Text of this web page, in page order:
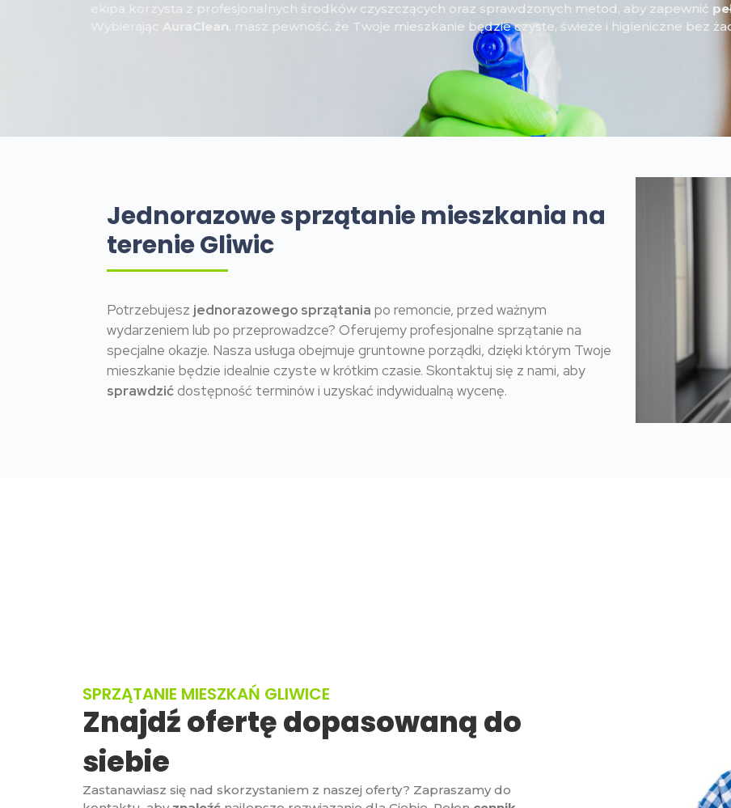
ekipa korzysta z profesjonalnych środków czyszczących oraz sprawdzonych metod, aby zapewnić
Wybierając AuraClean, masz pewność, że Twoje mieszkanie będzie czyste, świeże i higieniczne bez
Jednorazowe sprzątanie mieszkania na
terenie Gliwic
Potrzebujesz jednorazowego sprzątania po remoncie, przed ważnym
wydarzeniem lub po przeprowadzce? Oferujemy profesjonalne sprzątanie na
specjalne okazje. Nasza usługa obejmuje gruntowne porządki, dzięki którym Twoje
mieszkanie będzie idealnie czyste w krótkim czasie. Skontaktuj się z nami, aby
sprawdzićdostępność terminów i uzyskać indywidualną wycenę.
SPRZĄTANIE MIESZKAŃ GLIWICE
Znajdź ofertę dopasowaną do
siebie
Zastanawiasz się nad skorzystaniem z naszej oferty? Zapraszamy do